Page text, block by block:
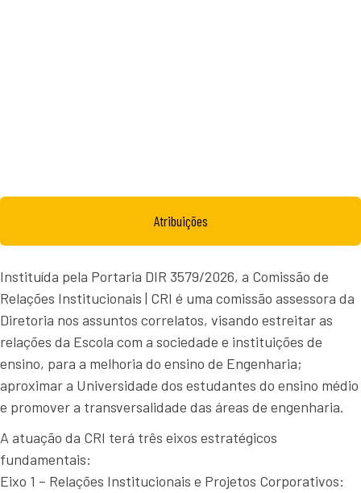
Atribuições
Instituída pela Portaria DIR 3579/2026, a Comissão de
Relações Institucionais | CRI é uma comissão assessora da
Diretoria nos assuntos correlatos, visando estreitar as
relações da Escola com a sociedade e instituições de
ensino, para a melhoria do ensino de Engenharia;
aproximar a Universidade dos estudantes do ensino médio
e promover a transversalidade das áreas de engenharia.
A atuação da CRI terá três eixos estratégicos
fundamentais:
Eixo 1 – Relações Institucionais e Projetos Corporativos: